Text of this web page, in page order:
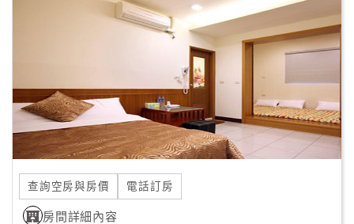
劃
商
品
宣
傳
查詢空房與房價 電話訂房
房間詳細內容